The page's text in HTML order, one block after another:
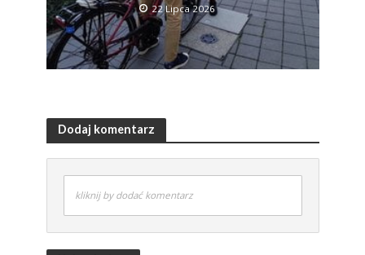
22 Lipca 2026
Dodaj komentarz
kliknij by dodać komentarz